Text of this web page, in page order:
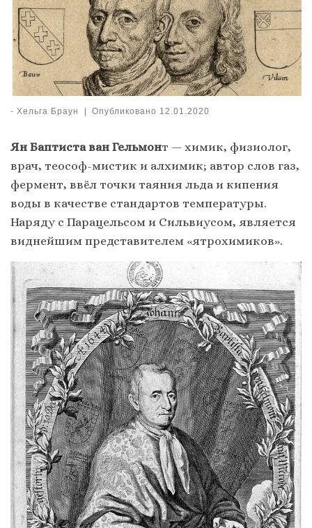
- Хельга Браун | Опубликовано 12.01.2020
Ян Баптиста ван Гельмонт — химик, физиолог,
врач, теософ-мистик и алхимик; автор слов газ,
фермент, ввёл точки таяния льда и кипения
воды в качестве стандартов температуры.
Наряду с Парацельсом и Сильвиусом, является
виднейшим представителем «ятрохимиков».